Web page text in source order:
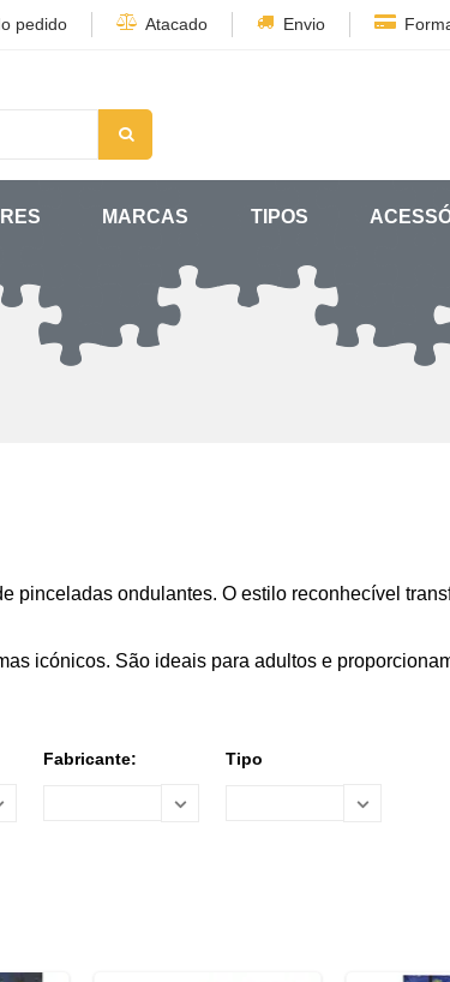
pedido Atacado Envio
MARCAS TIPOS
ondulantes. O estilo reconhecível
icónicos. São ideais para adultos e
Fabricante: Tipo